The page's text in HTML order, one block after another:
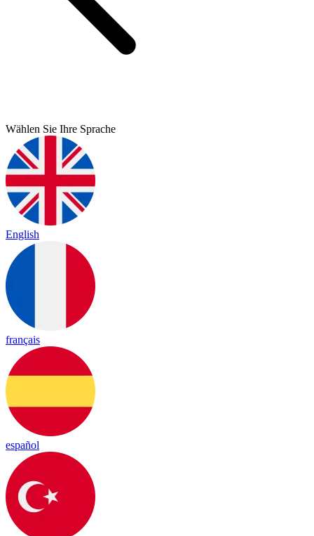
Wählen Sie Ihre Sprache
English
français
español